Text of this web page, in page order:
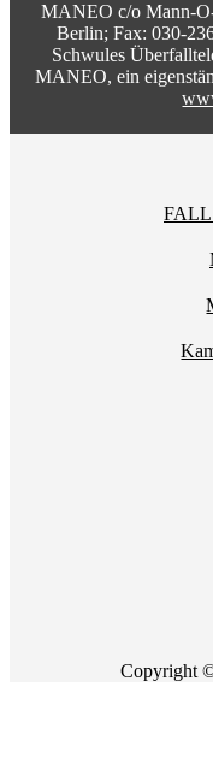
MANEO c/o Mann-
Berlin; Fax: 030-
Schwules
MANEO, ein
Copyright